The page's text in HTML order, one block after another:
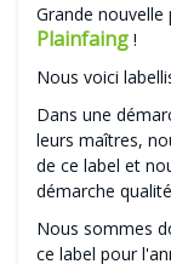
Grande nouvelle
Plainfaing !
Nous voici
Dans une
leurs maîtres,
de ce label et
démarche
Nous sommes
ce label pour